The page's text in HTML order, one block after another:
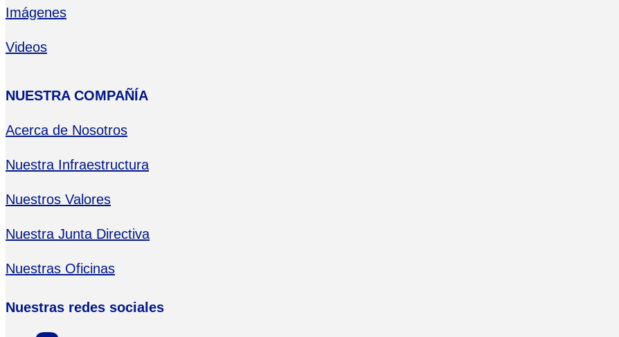
Imágenes
Videos
NUESTRA COMPAÑÍA
Acerca de Nosotros
Nuestra Infraestructura
Nuestros Valores
Nuestra Junta Directiva
Nuestras Oficinas
Nuestras redes sociales